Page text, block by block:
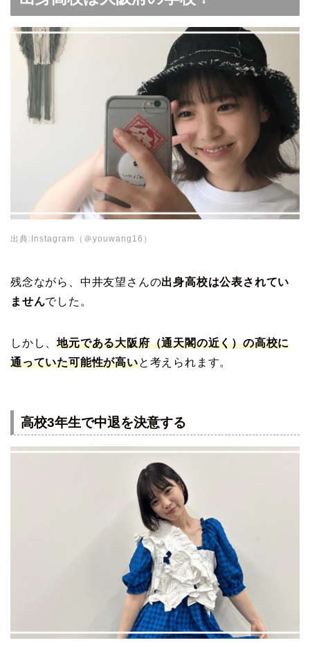
出典:Instagram（＠youwang16）
残念ながら、中井友望さんの出身高校は公表されてい
ませんでした。
しかし、地元である大阪府（通天閣の近く）の高校に
通っていた可能性が高いと考えられます。
高校3年生で中退を決意する